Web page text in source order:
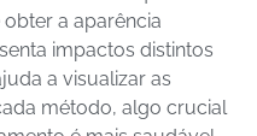
a aparência
impactos distintos
a visualizar as
método, algo crucial